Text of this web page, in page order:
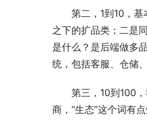
第二，1到10，
之下的扩品类；二是
是什么？是后端做多
统，包括客服、仓储
第三，10到100
商，“生态”这个词有